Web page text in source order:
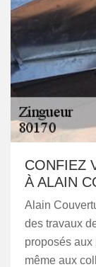
CONFIEZ
À ALAIN
Alain
des travaux
proposés
même aux